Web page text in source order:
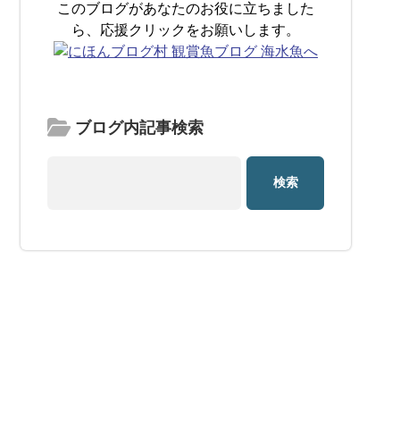
このブログがあなたのお役に立ちました
ら、応援クリックをお願いします。
ブログ内記事検索